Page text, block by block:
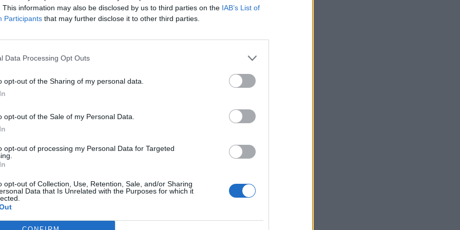
This information may also be disclosed by us to third parties on the IAB’s List of
Participants that may further disclose it to other third parties.
Data Processing Opt Outs
opt-out of the Sharing of my personal data.
opt-out of the Sale of my Personal Data.
opt-out of processing my Personal Data for Targeted
opt-out of Collection, Use, Retention, Sale, and/or Sharing
Data that Is Unrelated with the Purposes for which it
leminősítés, hiszen látható, hogy egy rossz vágányra került a
ebben a helyzetben védtelenek vagyunk az ellenséges viselkedéssel, a
tartalmazza:
cikkarchívum
elmúlt 2 év napon belüli
Előfizetés